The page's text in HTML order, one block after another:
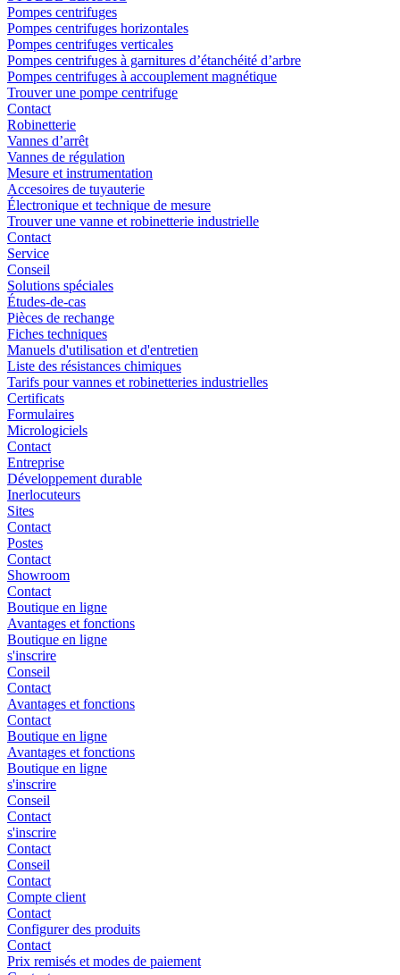
Pompes centrifuges
Pompes centrifuges horizontales
Pompes centrifuges verticales
Pompes centrifuges à garnitures d’étanchéité d’arbre
Pompes centrifuges à accouplement magnétique
Trouver une pompe centrifuge
Contact
Robinetterie
Vannes d’arrêt
Vannes de régulation
Mesure et instrumentation
Accesoires de tuyauterie
Électronique et technique de mesure
Trouver une vanne et robinetterie industrielle
Contact
Service
Conseil
Solutions spéciales
Études-de-cas
Pièces de rechange
Fiches techniques
Manuels d'utilisation et d'entretien
Liste des résistances chimiques
Tarifs pour vannes et robinetteries industrielles
Certificats
Formulaires
Micrologiciels
Contact
Entreprise
Développement durable
Inerlocuteurs
Sites
Contact
Postes
Contact
Showroom
Contact
Boutique en ligne
Avantages et fonctions
Boutique en ligne
s'inscrire
Conseil
Contact
Avantages et fonctions
Contact
Boutique en ligne
Avantages et fonctions
Boutique en ligne
s'inscrire
Conseil
Contact
s'inscrire
Contact
Conseil
Contact
Compte client
Contact
Configurer des produits
Contact
Prix remisés et modes de paiement